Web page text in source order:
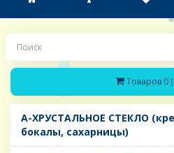
Товаров 0
A-ХРУСТАЛЬНОЕ СТЕКЛО
бокалы, сахарницы)